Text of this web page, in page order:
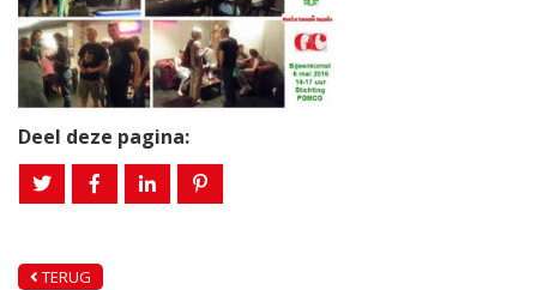
Deel deze pagina:
TERUG